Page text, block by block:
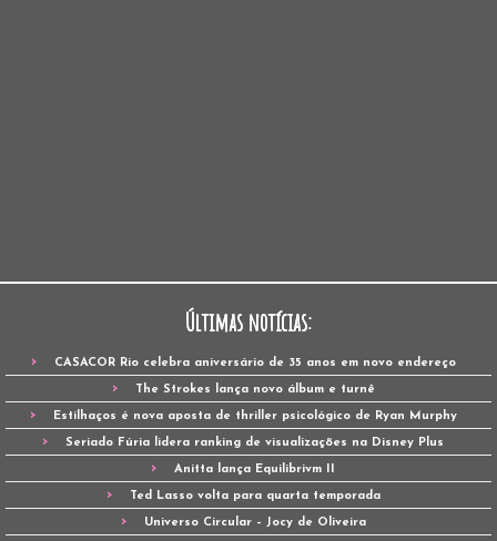
Últimas notícias:
CASACOR Rio celebra aniversário de 35 anos em novo endereço
The Strokes lança novo álbum e turnê
Estilhaços é nova aposta de thriller psicológico de Ryan Murphy
Seriado Fúria lidera ranking de visualizações na Disney Plus
Anitta lança Equilibrivm II
Ted Lasso volta para quarta temporada
Universo Circular – Jocy de Oliveira